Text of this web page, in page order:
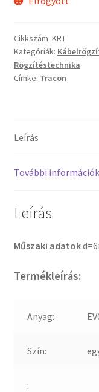
Cikkszám: KRT
Kategóriák:
Rögzítéstechnika
Címke: Tracon
Leírás
További információk
Leírás
Műszaki adatok
Termékleírás:
Anyag:
Szín:
: